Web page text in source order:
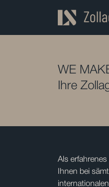
WE
Ihre
Als
Ihnen bei